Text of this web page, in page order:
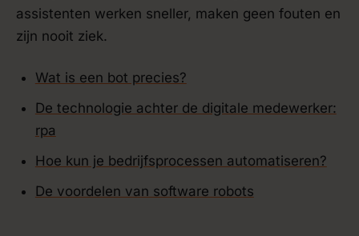
assistenten werken sneller, maken geen fouten en
zijn nooit ziek.
Wat is een bot precies?
De technologie achter de digitale medewerker:
rpa
Hoe kun je bedrijfsprocessen automatiseren?
De voordelen van software robots